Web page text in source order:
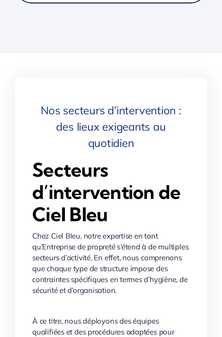
Nos secteurs d’intervention :
des lieux exigeants au
quotidien
Secteurs
d’intervention de
Ciel Bleu
Chez Ciel Bleu, notre expertise en tant
qu’Entreprise de propreté s’étend à de multiples
secteurs d’activité. En effet, nous comprenons
que chaque type de structure impose des
contraintes spécifiques en termes d’hygiène, de
sécurité et d’organisation.
À ce titre, nous déployons des équipes
qualifiées et des procédures adaptées pour